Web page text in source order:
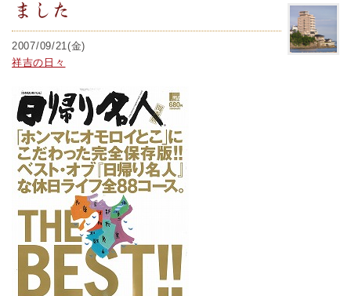
ました
2007/09/21(金)
祥吉の日々